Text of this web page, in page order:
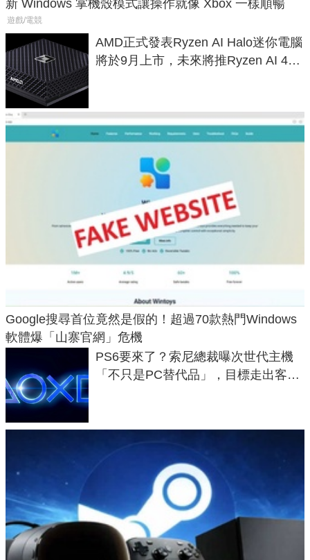
新 Windows 掌機殼模式讓操作就像 Xbox 一樣順暢
遊戲/電競
AMD正式發表Ryzen AI Halo迷你電腦
將於9月上市，未來將推Ryzen AI 400
Google搜尋首位竟然是假的！超過70款熱門Windows
軟體爆「山寨官網」危機
PS6要來了？索尼總裁曝次世代主機
「不只是PC替代品」，目標走出客